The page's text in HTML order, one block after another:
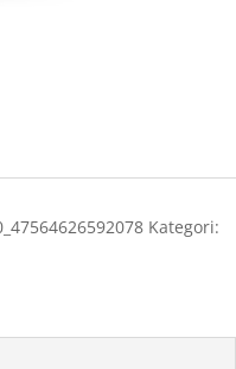
Kategori: